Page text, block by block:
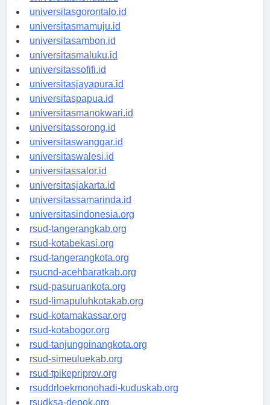
universitaskendari.id
universitasgorontalo.id
universitasmamuju.id
universitasambon.id
universitasmaluku.id
universitassofifi.id
universitasjayapura.id
universitaspapua.id
universitasmanokwari.id
universitassorong.id
universitaswanggar.id
universitaswalesi.id
universitassalor.id
universitasjakarta.id
universitassamarinda.id
universitasindonesia.org
rsud-tangerangkab.org
rsud-kotabekasi.org
rsud-tangerangkota.org
rsucnd-acehbaratkab.org
rsud-pasuruankota.org
rsud-limapuluhkotakab.org
rsud-kotamakassar.org
rsud-kotabogor.org
rsud-tanjungpinangkota.org
rsud-simeuluekab.org
rsud-tpikepriprov.org
rsuddrloekmonohadi-kuduskab.org